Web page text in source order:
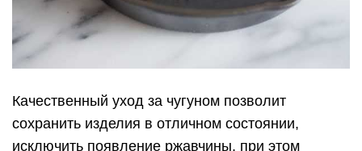
Качественный уход за чугуном позволит
сохранить изделия в отличном состоянии,
исключить появление ржавчины, при этом